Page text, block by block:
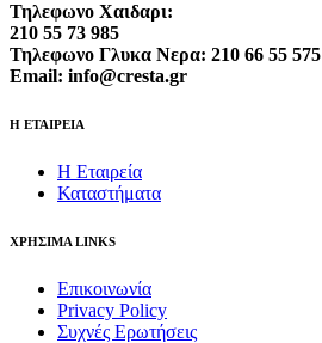
Τηλεφωνο Χαιδαρι:
210 55 73 985
Τηλεφωνο Γλυκα Νερα: 210 66 55 575
Email: info@cresta.gr
Η ΕΤΑΙΡΕΙΑ
Η Εταιρεία
Καταστήματα
ΧΡΗΣΙΜΑ LINKS
Επικοινωνία
Privacy Policy
Συχνές Ερωτήσεις